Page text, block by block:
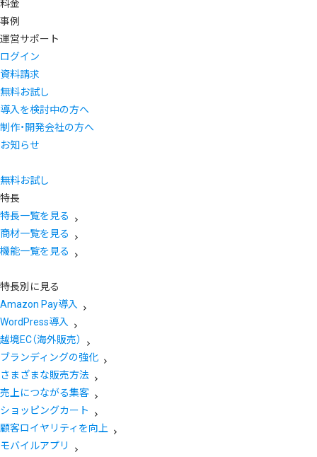
料金
事例
運営サポート
ログイン
資料請求
無料お試し
導入を検討中の方へ
制作・開発会社の方へ
お知らせ
無料お試し
特長
特長一覧を見る
商材一覧を見る
機能一覧を見る
特長別に見る
Amazon Pay導入
WordPress導入
越境EC（海外販売）
ブランディングの強化
さまざまな販売方法
売上につながる集客
ショッピングカート
顧客ロイヤリティを向上
モバイルアプリ